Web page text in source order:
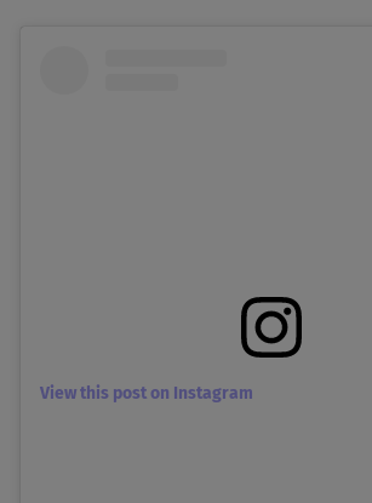
View this post on Instagram